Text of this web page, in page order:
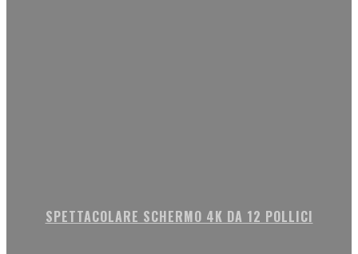
SPETTACOLARE SCHERMO 4K DA 12 POLLICI